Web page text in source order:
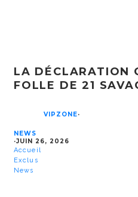
LA DÉCLARATION
FOLLE DE 21
VIPZONE·
NEWS
·JUIN 26, 2026
Accueil
Exclus
News